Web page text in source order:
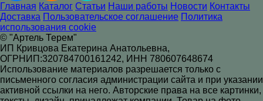
Главная Каталог Статьи Наши работы Новости Контакты
Доставка Пользовательское соглашение Политика
использования cookie
© "Артель Терем"
ИП Кривцова Екатерина Анатольевна,
ОГРНИП:320784700161242, ИНН 780607648674
Использование материалов разрешается только с
письменного согласия администрации сайта и при указании
активной ссылки на него. Авторские права на все картинки,